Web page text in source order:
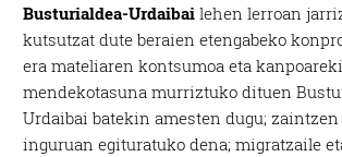
Busturialdea-Urdaibai lehen lerroan
kutsutzat dute beraien etengabeko
era mateliaren kontsumoa eta
mendekotasuna murriztuko dituen
Urdaibai batekin amesten dugu;
inguruan egituratuko dena; migratzaile